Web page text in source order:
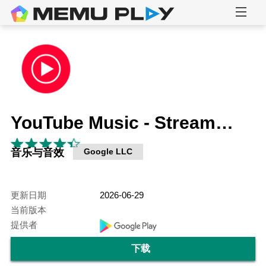
YouTube Music - Stream Songs & Music Videos
音乐与音效 Google LLC
更新日期
2026-06-29
当前版本
提供者
下载